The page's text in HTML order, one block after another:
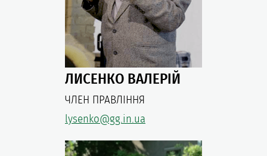
ЛИСЕНКО ВАЛЕРІЙ
ЧЛЕН ПРАВЛІННЯ
lysenko@gg.in.ua